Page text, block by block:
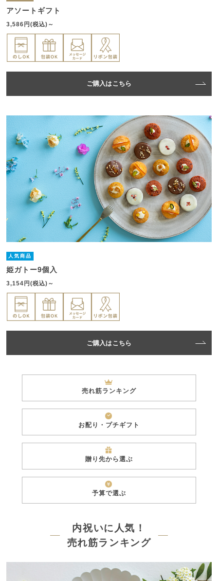
アソートギフト
3,586円(税込)～
ご購入はこちら
人気商品
姫ガトー9個入
3,154円(税込)～
ご購入はこちら
売れ筋ランキング
お配り・プチギフト
贈り先から選ぶ
予算で選ぶ
内祝いに人気！
売れ筋ランキング